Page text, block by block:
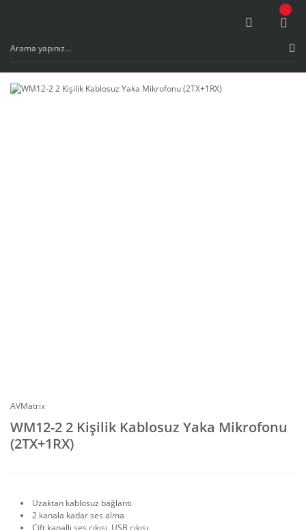
AVMatrix
WM12-2 2 Kişilik Kablosuz Yaka Mikrofonu
(2TX+1RX)
Uzaktan kablosuz bağlantı
2 kanala kadar ses alma
Çift kanallı ses çıkışı, USB çıkışı